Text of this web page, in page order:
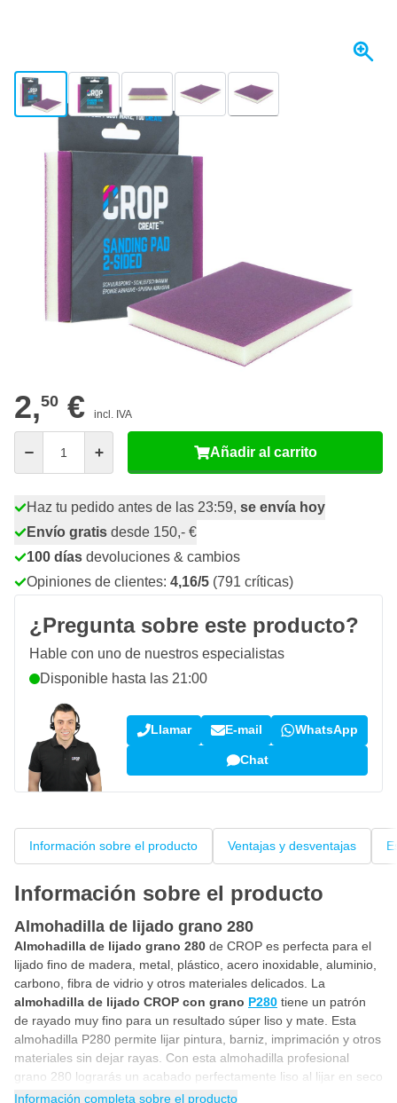
View larger imageView larger image
Se envía hoy
Variante
CROP Almohadilla de Lijado P280 - 100x120mm
Elija un número
1 unidad
10 unidades GUARDAR 5% p/ud2,
GUARDAR 10%
2,50 € incl. IVA
Añadir al carrito
Haz tu pedido antes de las 23:59, se envía hoy
Envío gratis desde 150,- €
100 días devoluciones & cambios
Opiniones de clientes: 4,16/5 (791 críticas)
¿Pregunta sobre este producto?
Hable con uno de nuestros especialistas
Disponible hasta las 21:00
Llamar E-mail WhatsApp
Chat
Información sobre el producto Ventajas y desventajas
Información sobre el producto
Almohadilla de lijado grano 280
Almohadilla de lijado grano 280 de CROP es perfecta para el
lijado fino de madera, metal, plástico, acero inoxidable, aluminio,
carbono, fibra de vidrio y otros materiales delicados. La
almohadilla de lijado CROP con grano P280 tiene un patrón
de rayado muy fino para un resultado súper liso y mate. Esta
almohadilla P280 permite lijar pintura, barniz, imprimación y otros
materiales sin dejar rayas. Con esta almohadilla profesional
grano 280 lograrás un acabado perfectamente liso al lijar en seco
y en húmedo con agua.
Información completa sobre el producto